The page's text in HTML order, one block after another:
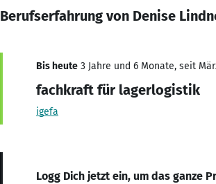
Berufserfahrung von Denise
Bis heute 3 Jahre und 6 Monate, seit
fachkraft für lagerlogistik
igefa
Logg Dich jetzt ein, um das ganze